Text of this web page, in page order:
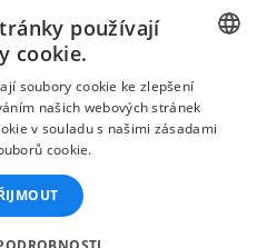
Direct and Diveland, s.r.o.
CZECH
CZECH
používají
cookie.
soubory cookie ke zlepšení
našich webových stránek
v souladu s našimi zásadami
cookie.